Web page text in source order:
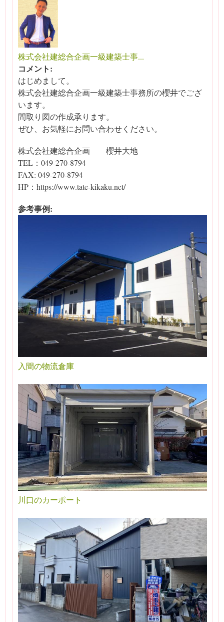
株式会社建総合企画一級建築士事...
コメント:
はじめまして。
株式会社建総合企画一級建築士事務所の櫻井でござ
います。
間取り図の作成承ります。
ぜひ、お気軽にお問い合わせください。
株式会社建総合企画 櫻井大地
TEL：049-270-8794
FAX: 049-270-8794
HP：https://www.tate-kikaku.net/
参考事例:
入間の物流倉庫
川口のカーポート